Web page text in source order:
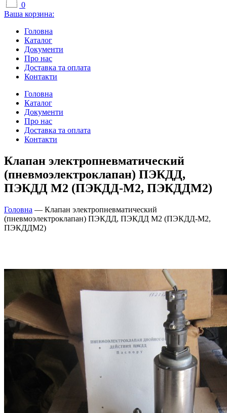
0
Ваша корзина:
Головна
Каталог
Документи
Про нас
Доставка та оплата
Контакти
Головна
Каталог
Документи
Про нас
Доставка та оплата
Контакти
Клапан электропневматический
(пневмоэлектроклапан) ПЭКДД,
ПЭКДД М2 (ПЭКДД-М2, ПЭКДДМ2)
Головна — Клапан электропневматический
(пневмоэлектроклапан) ПЭКДД, ПЭКДД М2 (ПЭКДД-М2,
ПЭКДДМ2)